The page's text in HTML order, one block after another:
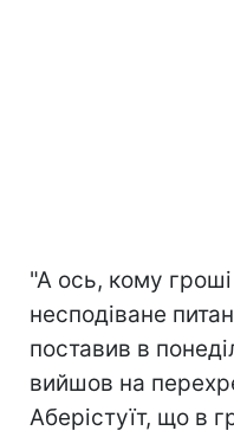
"А ось, кому
несподіване
поставив в
вийшов на
Аберістуїт, що в